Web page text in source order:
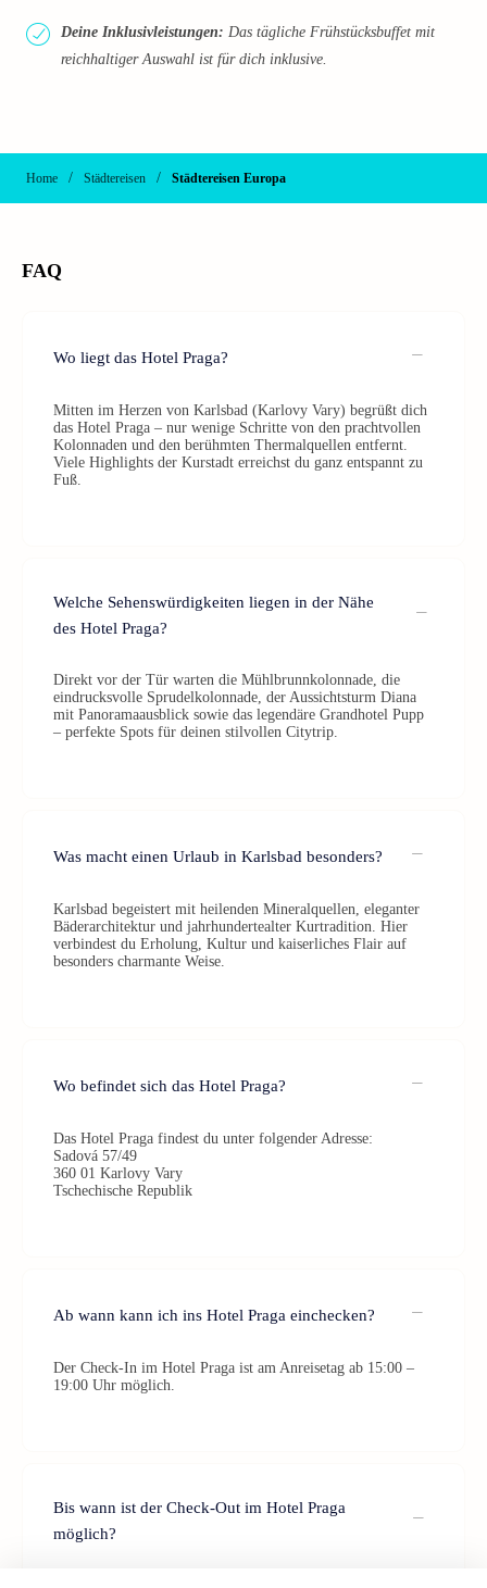
Deine Inklusivleistungen: Das tägliche Frühstücksbuffet mit
reichhaltiger Auswahl ist für dich inklusive.
Home / Städtereisen / Städtereisen Europa
FAQ
Wo liegt das Hotel Praga?
Mitten im Herzen von Karlsbad (Karlovy Vary) begrüßt dich
das Hotel Praga – nur wenige Schritte von den prachtvollen
Kolonnaden und den berühmten Thermalquellen entfernt.
Viele Highlights der Kurstadt erreichst du ganz entspannt zu
Fuß.
Welche Sehenswürdigkeiten liegen in der Nähe
des Hotel Praga?
Direkt vor der Tür warten die Mühlbrunnkolonnade, die
eindrucksvolle Sprudelkolonnade, der Aussichtsturm Diana
mit Panoramaausblick sowie das legendäre Grandhotel Pupp
– perfekte Spots für deinen stilvollen Citytrip.
Was macht einen Urlaub in Karlsbad besonders?
Karlsbad begeistert mit heilenden Mineralquellen, eleganter
Bäderarchitektur und jahrhundertealter Kurtradition. Hier
verbindest du Erholung, Kultur und kaiserliches Flair auf
besonders charmante Weise.
Wo befindet sich das Hotel Praga?
Das Hotel Praga findest du unter folgender Adresse:
Sadová 57/49
360 01 Karlovy Vary
Tschechische Republik
Ab wann kann ich ins Hotel Praga einchecken?
Der Check-In im Hotel Praga ist am Anreisetag ab 15:00 –
19:00 Uhr möglich.
Bis wann ist der Check-Out im Hotel Praga
möglich?